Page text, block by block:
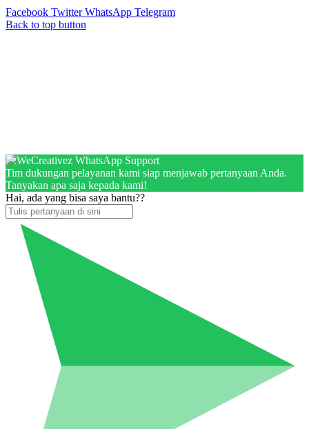
Facebook Twitter WhatsApp Telegram
Back to top button
Tim dukungan pelayanan kami siap menjawab pertanyaan Anda.
Tanyakan apa saja kepada kami!
Hai, ada yang bisa saya bantu??